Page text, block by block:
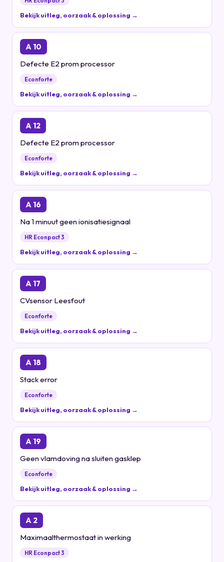
Bekijk uitleg, oorzaak & oplossing →
A 10
Defecte E2 prom processor
Econforte
Bekijk uitleg, oorzaak & oplossing →
A 12
Defecte E2 prom processor
Econforte
Bekijk uitleg, oorzaak & oplossing →
A 16
Na 1 minuut geen ionisatiesignaal
HR Econpact 3
Bekijk uitleg, oorzaak & oplossing →
A 17
CVsensor Leesfout
Econforte
Bekijk uitleg, oorzaak & oplossing →
A 18
Stack error
Econforte
Bekijk uitleg, oorzaak & oplossing →
A 19
Geen vlamdoving na sluiten gasklep
Econforte
Bekijk uitleg, oorzaak & oplossing →
A 2
Maximaalthermostaat in werking
HR Econpact 3